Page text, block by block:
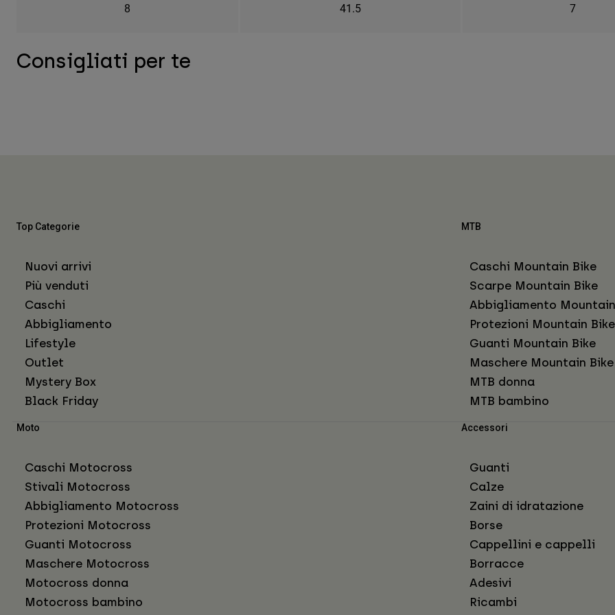
8 41.5 7
Consigliati per te
Top Categorie
Nuovi arrivi
Più venduti
Caschi
Abbigliamento
Lifestyle
Outlet
Mystery Box
Black Friday
MTB
Caschi Mountain Bike
Scarpe Mountain Bike
Abbigliamento
Protezioni Mountain Bike
Guanti Mountain Bike
Maschere Mountain Bike
MTB donna
MTB bambino
Moto
Caschi Motocross
Stivali Motocross
Abbigliamento Motocross
Protezioni Motocross
Guanti Motocross
Maschere Motocross
Motocross donna
Motocross bambino
Accessori
Guanti
Calze
Zaini di idratazione
Borse
Cappellini e cappelli
Borracce
Adesivi
Ricambi